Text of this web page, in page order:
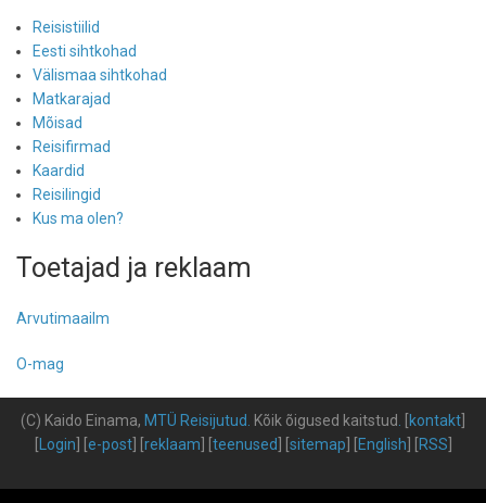
Reisistiilid
Eesti sihtkohad
Välismaa sihtkohad
Matkarajad
Mõisad
Reisifirmad
Kaardid
Reisilingid
Kus ma olen?
Toetajad ja reklaam
Arvutimaailm
O-mag
(C) Kaido Einama, MTÜ Reisijutud Kõik õigused kaitstud kontakt
Login e-post] [ reklaam teenused sitemap English RSS